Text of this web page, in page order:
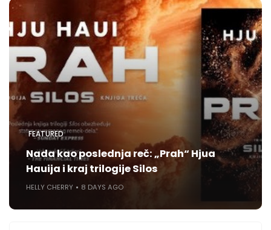
FEATURED
Nada kao poslednja reč: „Prah“ Hjua
Hauija i kraj trilogije Silos
HELLY CHERRY 8 DAYS AGO